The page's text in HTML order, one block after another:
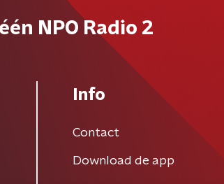
NPO Radio 2
Info
Contact
Download de app